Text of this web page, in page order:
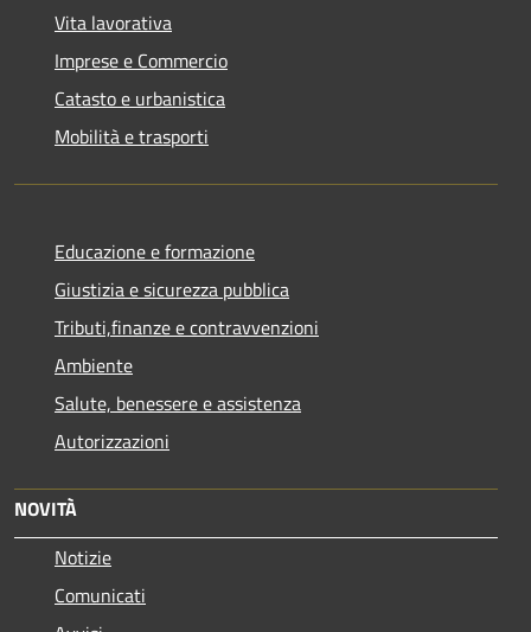
Vita lavorativa
Imprese e Commercio
Catasto e urbanistica
Mobilità e trasporti
Educazione e formazione
Giustizia e sicurezza pubblica
Tributi,finanze e contravvenzioni
Ambiente
Salute, benessere e assistenza
Autorizzazioni
NOVITÀ
Notizie
Comunicati